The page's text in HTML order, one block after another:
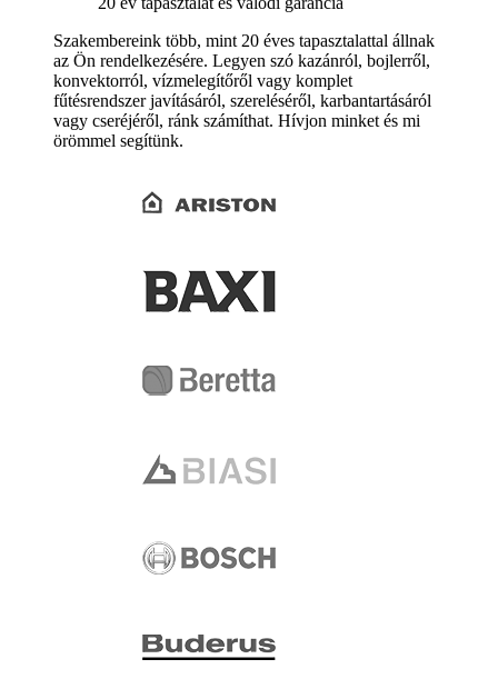
Szakembereink több, mint 20 éves tapasztalattal állnak
az Ön rendelkezésére. Legyen szó kazánról, bojlerről,
konvektorról, vízmelegítőről vagy komplet
fűtésrendszer javításáról, szereléséről, karbantartásáról
vagy cseréjéről, ránk számíthat. Hívjon minket és mi
örömmel segítünk.